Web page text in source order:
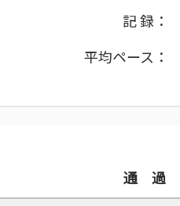
記 録：
平均ペース：
通 過